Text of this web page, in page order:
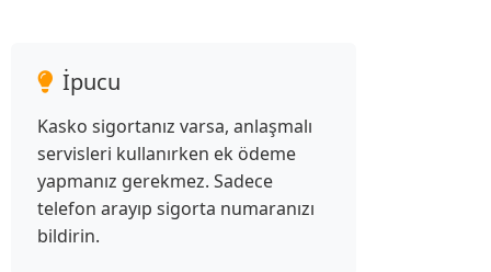
İpucu
Kasko sigortanız varsa, anlaşmalı
servisleri kullanırken ek ödeme
yapmanız gerekmez. Sadece
telefon arayıp sigorta numaranızı
bildirin.